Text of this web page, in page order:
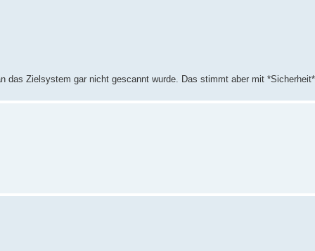
das Zielsystem gar nicht gescannt wurde. Das stimmt aber mit